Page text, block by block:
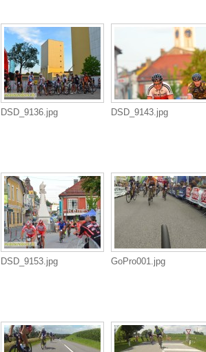
DSD_9136.jpg DSD_9143.jpg
DSD_9153.jpg GoPro001.jpg